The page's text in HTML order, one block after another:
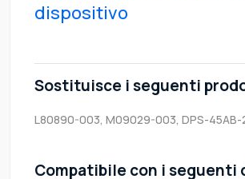
dispositivo
Sostituisce i seguenti
L80890-003, M09029-003, DPS-45AB-
Compatibile con i seguenti